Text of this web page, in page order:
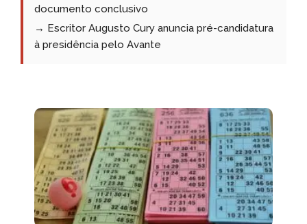
documento conclusivo
→ Escritor Augusto Cury anuncia pré-candidatura
à presidência pelo Avante